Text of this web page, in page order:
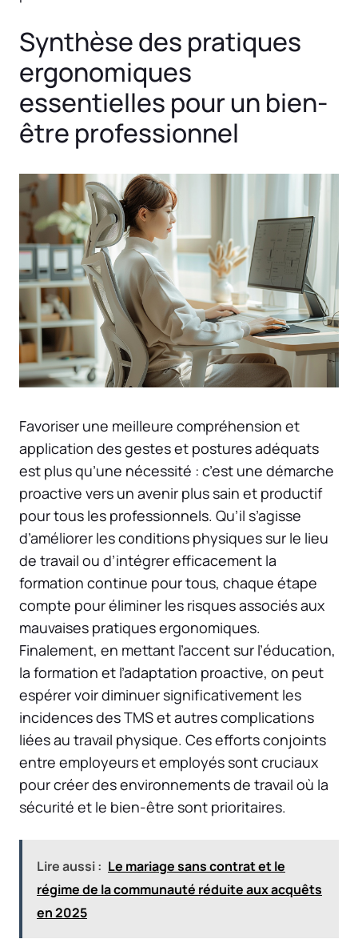
Synthèse des pratiques
ergonomiques
essentielles pour un bien-
être professionnel
Favoriser une meilleure compréhension et
application des gestes et postures adéquats
est plus qu’une nécessité : c’est une démarche
proactive vers un avenir plus sain et productif
pour tous les professionnels. Qu’il s’agisse
d’améliorer les conditions physiques sur le lieu
de travail ou d’intégrer efficacement la
formation continue pour tous, chaque étape
compte pour éliminer les risques associés aux
mauvaises pratiques ergonomiques.
Finalement, en mettant l’accent sur l’éducation,
la formation et l’adaptation proactive, on peut
espérer voir diminuer significativement les
incidences des TMS et autres complications
liées au travail physique. Ces efforts conjoints
entre employeurs et employés sont cruciaux
pour créer des environnements de travail où la
sécurité et le bien-être sont prioritaires.
Lire aussi : Le mariage sans contrat et le
régime de la communauté réduite aux acquêts
en 2025